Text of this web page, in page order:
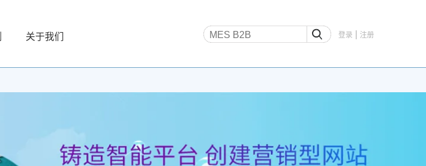
关于我们 登录 注册